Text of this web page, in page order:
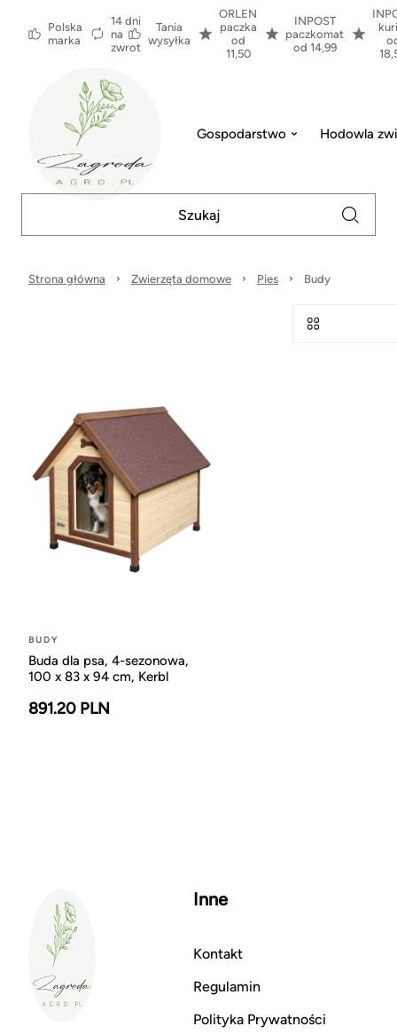
Polska
marka
14 dni
na
zwrot
Tania
wysyłka
ORLEN
paczka
od
11,50
INPOST
paczkomat
od 14,99
Gospodarstwo Hodowla
Strona główna Zwierzęta domowe Pies Budy
BUDY
Buda dla psa, 4-sezonowa,
100 x 83 x 94 cm, Kerbl
891.20 PLN
Inne
Kontakt
Regulamin
Polityka Prywatności